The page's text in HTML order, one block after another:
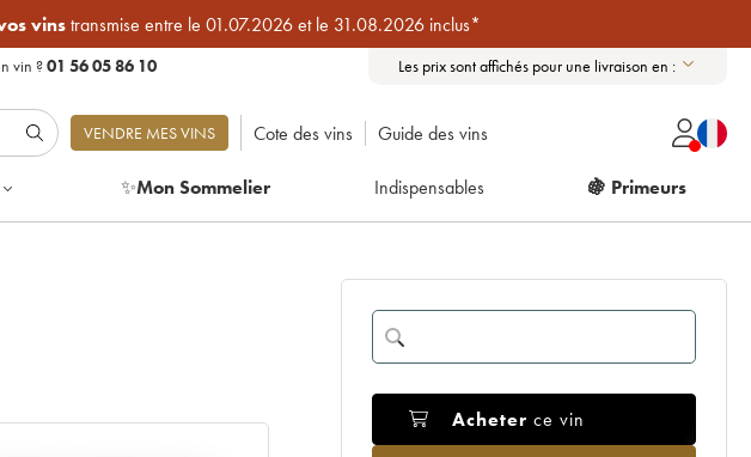
vinstransmise entre le 01.07.2026 et le 31.08.2026 inclus*
vin ?01 56 05 86 10 Les prix sont affichés pour une livraison en :
VENDRE MES VINS Cote des vins Guide des vins
✨Mon Sommelier Indispensables 🍇 Primeurs
Acheter ce vin